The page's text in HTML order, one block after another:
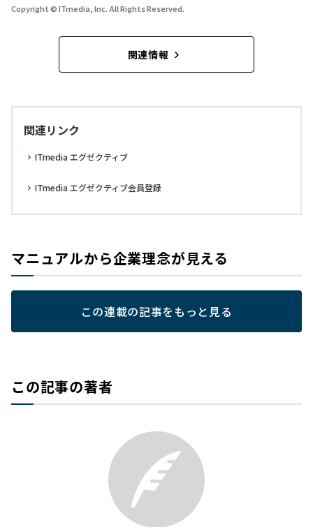
Copyright © ITmedia, Inc. All Rights Reserved.
関連情報
関連リンク
ITmedia エグゼクティブ
ITmedia エグゼクティブ会員登録
マニュアルから企業理念が見える
この連載の記事をもっと見る
この記事の著者